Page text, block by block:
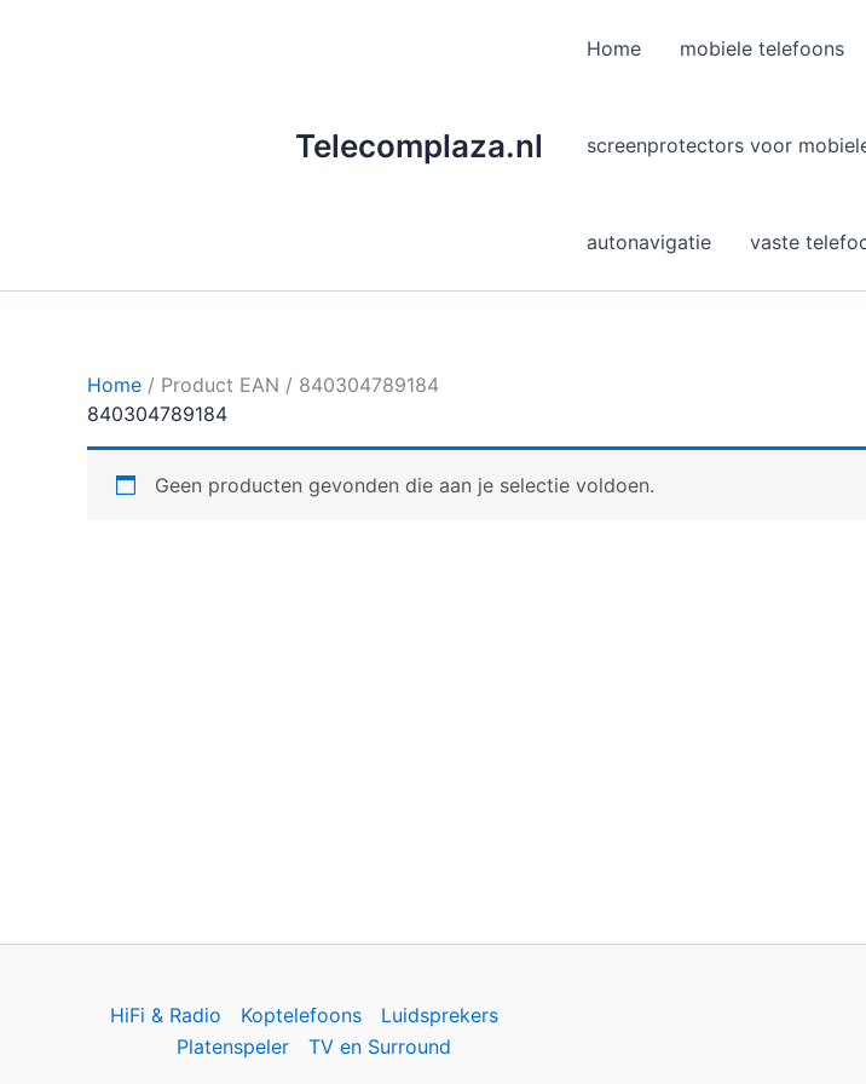
Telecomplaza.nl
Home mobiele telefoons
screenprotectors voor
autonavigatie vaste
Home / Product EAN / 840304789184
840304789184
Geen producten gevonden die aan je selectie voldoen.
HiFi & Radio Koptelefoons
Luidsprekers
Platenspeler
TV en Surround